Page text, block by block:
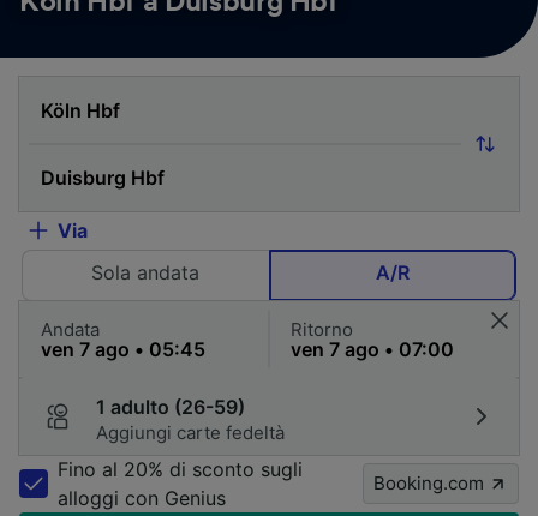
Via
Sola andata
A/R
Andata Ritorno
1 adulto (26-59)
Aggiungi carte fedeltà
Fino al 20% di sconto sugli
alloggi con Genius
Booking.com